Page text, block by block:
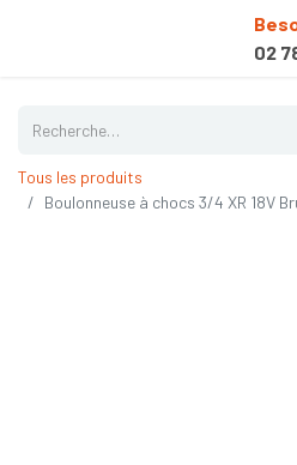
02
Tous les produits
Boulonneuse à chocs 3/4 XR 18V